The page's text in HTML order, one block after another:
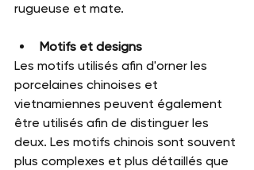
rugueuse et mate.
Motifs et designs
Les motifs utilisés afin d'orner les
porcelaines chinoises et
vietnamiennes peuvent également
être utilisés afin de distinguer les
deux. Les motifs chinois sont souvent
plus complexes et plus détaillés que